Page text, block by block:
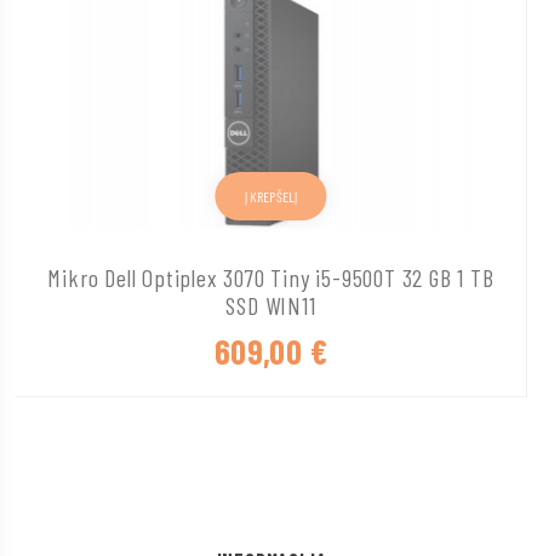
Mikro Dell Optiplex 3070 Tiny i5-9500T 32 GB 1 TB
SSD WIN11
609,00 €
Į KREPŠELĮ